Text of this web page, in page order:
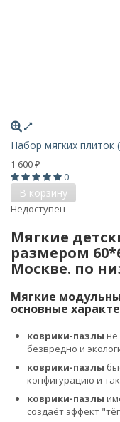
Набор мягких плиток
1 600 ₽
0
В корзину
Недоступен
Мягкие
размером
Москве. по
Мягкие
основные
коврики-пазлы не
безвредно и
коврики-пазлы
конфигурацию и
коврики-пазлы
создаёт эффект